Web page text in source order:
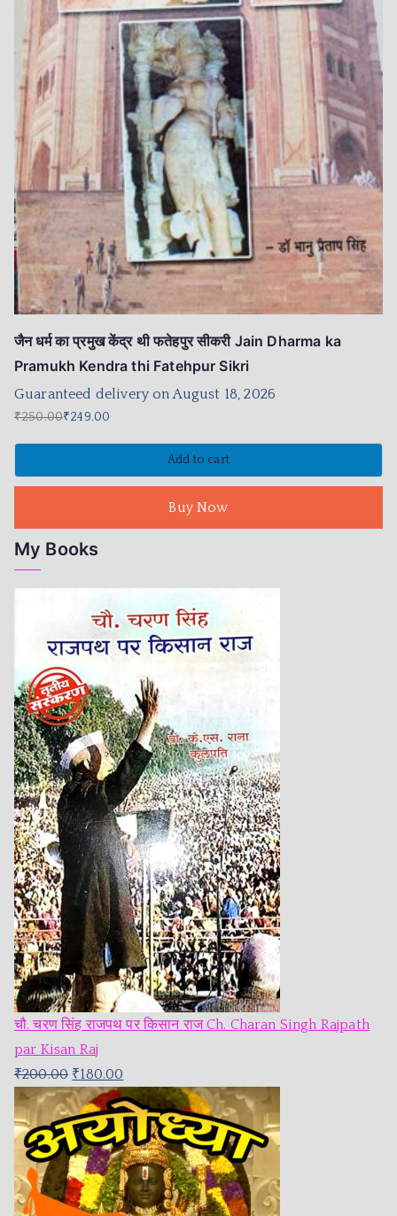
जैन धर्म का प्रमुख केंद्र थी फतेहपुर सीकरी Jain Dharma ka
Pramukh Kendra thi Fatehpur Sikri
Guaranteed delivery on August 18, 2026
₹250.00₹249.00
Add to cart
Buy Now
My Books
चौ. चरण सिंह राजपथ पर किसान राज Ch. Charan Singh Rajpath
par Kisan Raj
₹200.00 ₹180.00